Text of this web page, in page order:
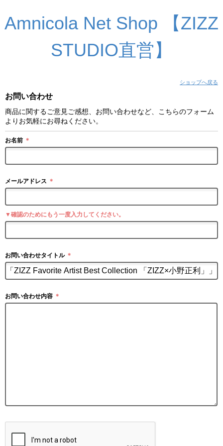
Amnicola Net Shop 【ZIZZ
STUDIO直営】
ショップへ戻る
お問い合わせ
商品に関するご意見ご感想、お問い合わせなど、こちらのフォーム
よりお気軽にお尋ねください。
お名前 ＊
メールアドレス ＊
▼確認のためにもう一度入力してください。
お問い合わせタイトル ＊
お問い合わせ内容 ＊